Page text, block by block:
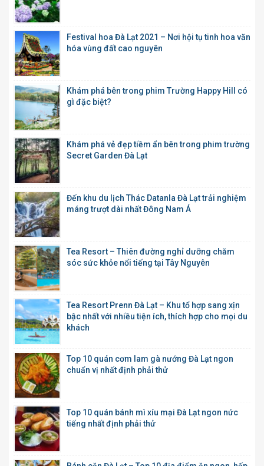
Festival hoa Đà Lạt 2021 – Nơi hội tụ tinh hoa văn
hóa vùng đất cao nguyên
Khám phá bên trong phim Trường Happy Hill có
gì đặc biệt?
Khám phá vẻ đẹp tiềm ẩn bên trong phim trường
Secret Garden Đà Lạt
Đến khu du lịch Thác Datanla Đà Lạt trải nghiệm
máng trượt dài nhất Đông Nam Á
Tea Resort – Thiên đường nghỉ dưỡng chăm
sóc sức khỏe nổi tiếng tại Tây Nguyên
Tea Resort Prenn Đà Lạt – Khu tổ hợp sang xịn
bậc nhất với nhiều tiện ích, thích hợp cho mọi du
khách
Top 10 quán cơm lam gà nướng Đà Lạt ngon
chuẩn vị nhất định phải thử
Top 10 quán bánh mì xíu mại Đà Lạt ngon nức
tiếng nhất định phải thử